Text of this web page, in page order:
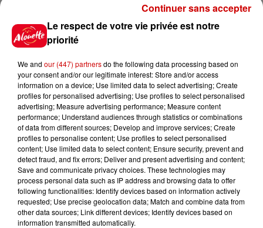
11h12
cambriolée, deux...
10h20
Incendies suspects en Deux-
Sèvres et en Maine-et-Loire :
un...
8h49
Rennes : enquête ouverte après
un accident impliquant un
conducteur...
Le respect de votre vie privée est notre
priorité
We and our (447) partnersdo the following data processing based on
your consent and/or our legitimate interest: Store and/or access
information on a device; Use limited data to select advertising; Create
profiles for personalised advertising; Use profiles to select personalised
advertising; Measure advertising performance; Measure content
performance; Understand audiences through statistics or combinations
of data from different sources; Develop and improve services; Create
profiles to personalise content; Use profiles to select personalised
content; Use limited data to select content; Ensure security, prevent and
detect fraud, and fix errors; Deliver and present advertising and content;
Save and communicate privacy choices. These technologies may
process personal data such as IP address and browsing data to offer
following functionalities: Identify devices based on information actively
requested; Use precise geolocation data; Match and combine data from
other data sources; Link different devices; Identify devices based on
information transmitted automatically.
Continuer sans accepter